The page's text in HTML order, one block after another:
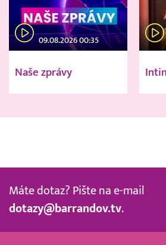
09.08.2026 00:35
Naše zprávy
Máte dotaz? Pište na e-mail
dotazy@barrandov.tv.